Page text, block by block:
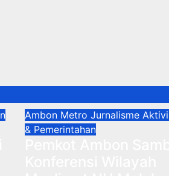
Ambon Metro Jurnalisme
& Pemerintahan